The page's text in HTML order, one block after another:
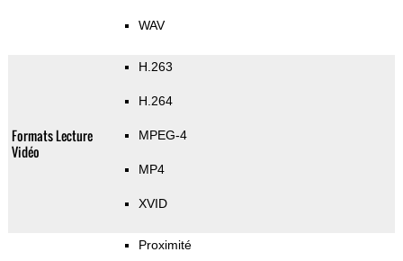
WAV
Formats Lecture
Vidéo
H.263
H.264
MPEG-4
MP4
XVID
Proximité